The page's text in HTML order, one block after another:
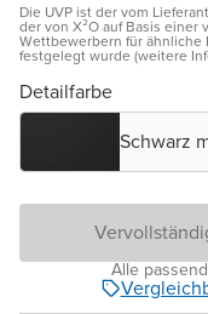
Die UVP ist der vom
der von X²O auf Basis
Wettbewerbern für
festgelegt wurde (weitere
Detailfarbe
Schwarz
Alle